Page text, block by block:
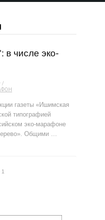
в числе эко-
газеты «Ишимская
типографией
эко-марафоне
Общими …